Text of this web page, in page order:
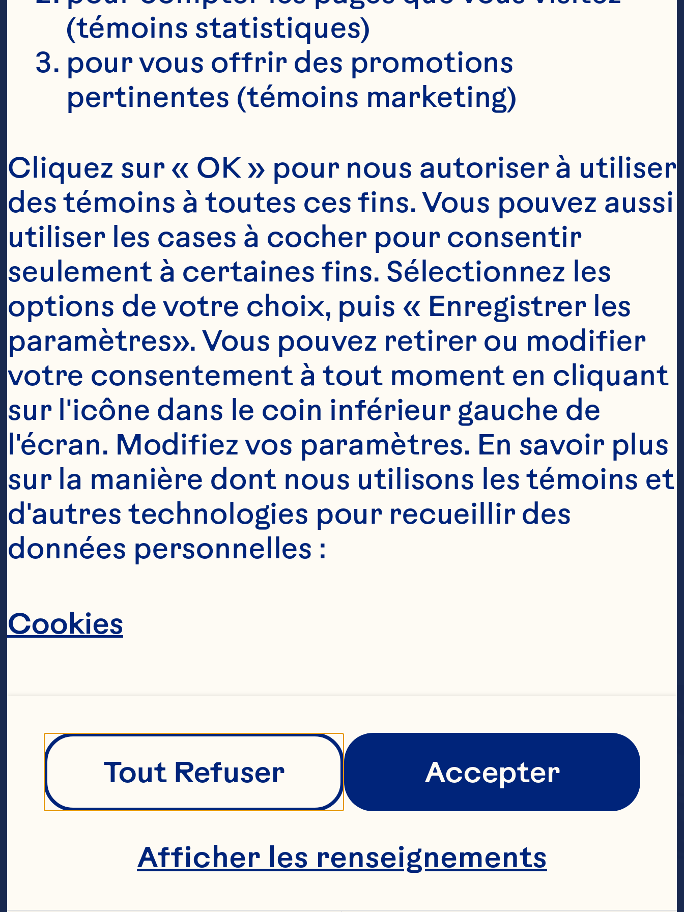
Contenant seulement
(témoins statistiques)
pour vous offrir des promotions
pertinentes (témoins marketing)
Cliquez sur « OK » pour nous autoriser à utiliser
des témoins à toutes ces fins. Vous pouvez aussi
utiliser les cases à cocher pour consentir
seulement à certaines fins. Sélectionnez les
options de votre choix, puis « Enregistrer les
paramètres». Vous pouvez retirer ou modifier
votre consentement à tout moment en cliquant
sur l'icône dans le coin inférieur gauche de
l'écran. Modifiez vos paramètres. En savoir plus
sur la manière dont nous utilisons les témoins et
d'autres technologies pour recueillir des
données personnelles :
Cookies
Tout Refuser Accepter
Afficher les renseignements